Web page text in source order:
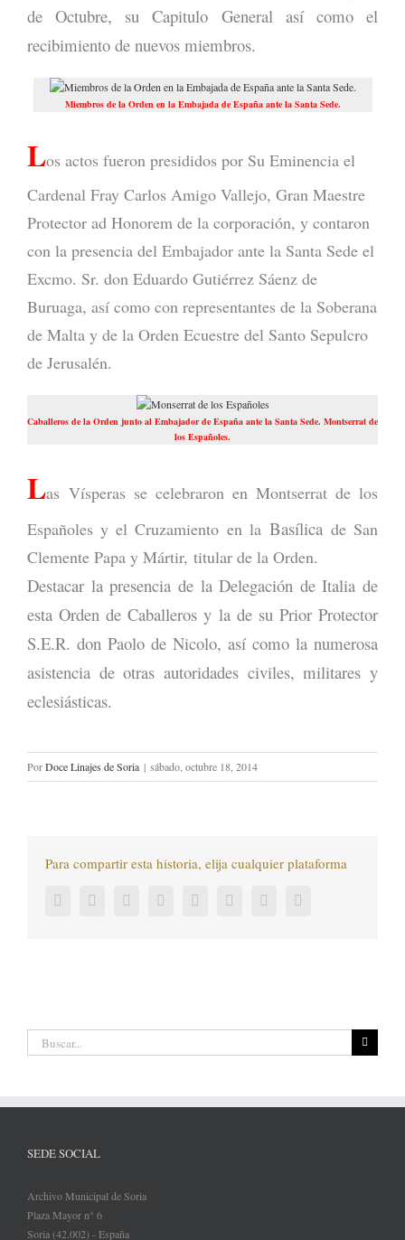
de Octubre, su Capitulo General así como el
recibimiento de nuevos miembros.
Miembros de la Orden en la Embajada de España ante la Santa Sede.
Los actos fueron presididos por Su Eminencia el
Cardenal Fray Carlos Amigo Vallejo, Gran Maestre
Protector ad Honorem de la corporación, y contaron
con la presencia del Embajador ante la Santa Sede el
Excmo. Sr. don Eduardo Gutiérrez Sáenz de
Buruaga, así como con representantes de la Soberana
de Malta y de la Orden Ecuestre del Santo Sepulcro
de Jerusalén.
Caballeros de la Orden junto al Embajador de España ante la Santa Sede. Montserrat de
los Españoles.
Las Vísperas se celebraron en Montserrat de los
Españoles y el Cruzamiento en la Basílicade San
Clemente Papa y Mártir, titular de la Orden.
Destacar la presencia de la Delegación de Italia de
esta Orden de Caballeros y la de su Prior Protector
S.E.R. don Paolo de Nicolo, así como la numerosa
asistencia de otras autoridades civiles, militares y
eclesiásticas.
PorDoce Linajes de Soria | sábado, octubre 18, 2014
Para compartir esta historia, elija cualquier plataforma
FacebookTwitter LinkedInReddit Tumblr Pinterest
Buscar:
SEDE SOCIAL
Archivo Municipal de Soria
Plaza Mayor n° 6
Soria (42.002) - España